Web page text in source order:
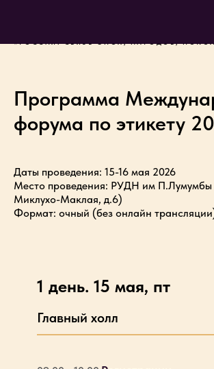
Программа
форума по этикету
Даты проведения: 15-16 мая 2026
Место проведения: РУДН им П.Лумумбы
Миклухо-Маклая, д.6)
Формат: очный (без онлайн
1 день. 15 мая, пт
Главный холл